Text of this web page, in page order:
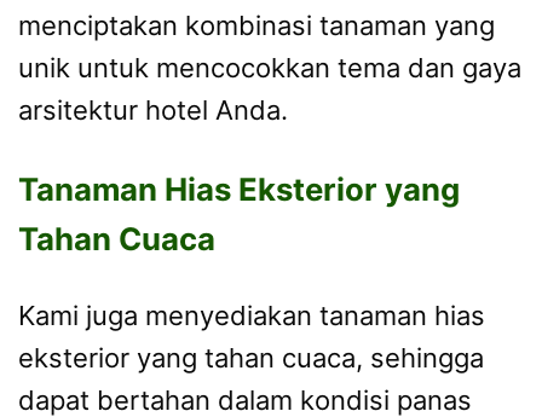
menciptakan kombinasi tanaman yang
unik untuk mencocokkan tema dan gaya
arsitektur hotel Anda.
Tanaman Hias Eksterior yang
Tahan Cuaca
Kami juga menyediakan tanaman hias
eksterior yang tahan cuaca, sehingga
dapat bertahan dalam kondisi panas